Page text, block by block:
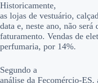
Historicamente,
as lojas de vestuário,
data e, neste ano, não
faturamento. Vendas de
perfumaria, por 14%.
Segundo a
análise da Fecomércio-